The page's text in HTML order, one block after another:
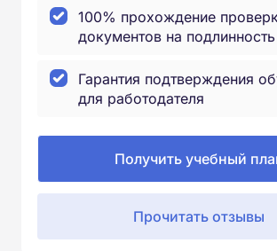
100% прохождение
документов на подлинность
Гарантия подтверждения
для работодателя
Получить учебный
Прочитать отзывы